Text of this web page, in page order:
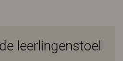
leerlingenstoel